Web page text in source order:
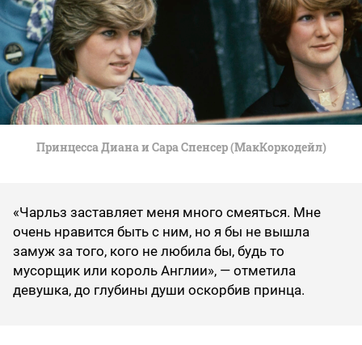
Принцесса Диана и Сара Спенсер (МакКоркодейл)
«Чарльз заставляет меня много смеяться. Мне
очень нравится быть с ним, но я бы не вышла
замуж за того, кого не любила бы, будь то
мусорщик или король Англии», — отметила
девушка, до глубины души оскорбив принца.